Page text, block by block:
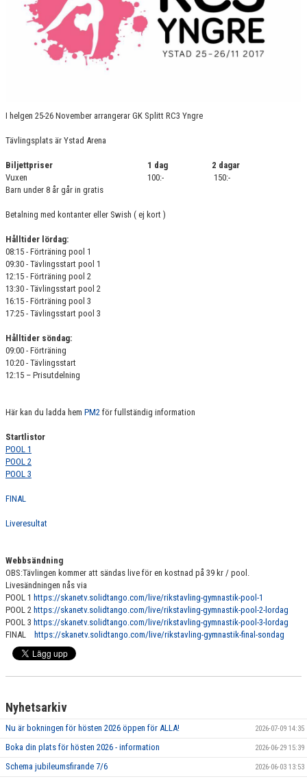
SPONSRING
FRÅGOR & SVAR
FRITIDSKORTET
I helgen 25-26 November arrangerar GK Splitt RC3 Yngre
Tävlingsplats är Ystad Arena
Biljettpriser 1 dag
2 dagar
Vuxen
100:-
150:-
Barn under 8 år går in gratis
Betalning med kontanter eller Swish ( ej kort )
Hålltider lördag:
08:15 - Förträning pool 1
09:30 - Tävlingsstart pool 1
12:15 - Förträning pool 2
13:30 - Tävlingsstart pool 2
16:15 - Förträning pool 3
17:25 - Tävlingsstart pool 3
Hålltider söndag:
09:00 - Förträning
10:20 - Tävlingsstart
12:15 – Prisutdelning
Här kan du ladda hem PM2 för fullständig information
Startlistor
POOL 1
POOL 2
POOL 3
FINAL
Liveresultat
Webbsändning
OBS:Tävlingen kommer att sändas live för en kostnad på 39 kr / pool.
Livesändningen nås via
POOL 1 https://skanetv.solidtango.com/live/rikstavling-gymnastik-pool-1
POOL 2 https://skanetv.solidtango.com/live/rikstavling-gymnastik-pool-2-lordag
POOL 3 https://skanetv.solidtango.com/live/rikstavling-gymnastik-pool-3-lordag
FINAL https://skanetv.solidtango.com/live/rikstavling-gymnastik-final-sondag
Nyhetsarkiv
Nu är bokningen för hösten 2026 öppen för ALLA! 2026-07-09 14:35
Boka din plats för hösten 2026 - information 2026-06-29 15:39
Schema jubileumsfirande 7/6 2026-06-03 13:53